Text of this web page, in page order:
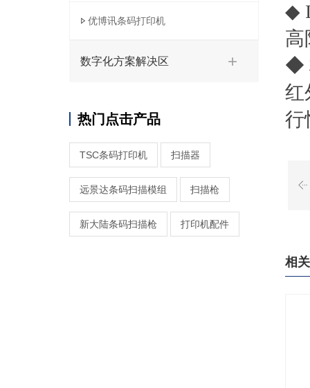
优博讯条码打印机
数字化方案解决区
热门点击产品
TSC条码打印机 扫描器
远景达条码扫描模组 扫描枪
新大陆条码扫描枪 打印机配件
◆
高
◆
红
行
相